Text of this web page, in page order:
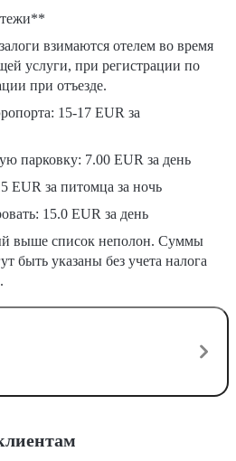
взимаются отелем во время
услуги, при регистрации по
при отъезде.
15-17 EUR за
парковку: 7.00 EUR за день
за питомца за ночь
15.0 EUR за день
выше список неполон. Суммы
быть указаны без учета налога